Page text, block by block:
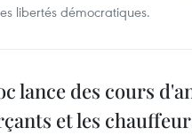
libertés démocratiques.
lance des cours
et les